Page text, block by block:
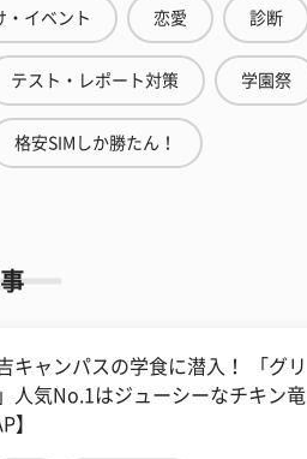
・イベント 恋愛 診断
テスト・レポート対策 学園祭
格安SIMしか勝たん！
キャンパスの学食に潜入！ 「グリ
人気No.1はジューシーなチキン竜
】